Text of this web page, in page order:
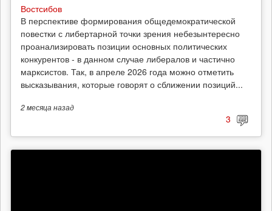
Востсибов
В перспективе формирования общедемократической
повестки с либертарной точки зрения небезынтересно
проанализировать позиции основных политических
конкурентов - в данном случае либералов и частично
марксистов. Так, в апреле 2026 года можно отметить
высказывания, которые говорят о сближении позиций...
2 месяцаназад
3